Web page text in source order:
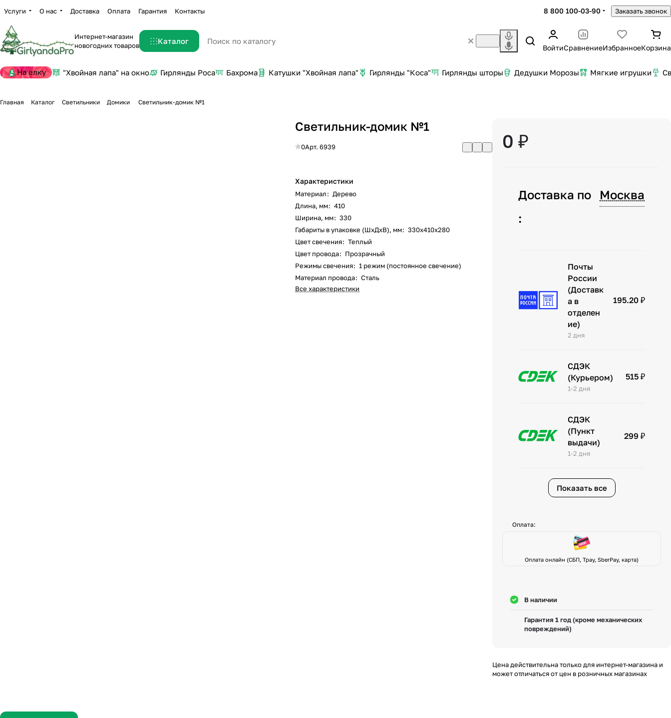
Услуги О нас Доставка Оплата Гарантия Контакты 8 800 100-03-90 Заказать звонок
Интернет-магазин
новогодних товаров
Каталог
ВойтиСравнениеИзбранноеКорзина
На елку "Хвойная лапа" на окно Гирлянды Роса Бахрома Катушки "Хвойная лапа" Гирлянды "Коса" Гирлянды шторы Дедушки Морозы Мягкие игрушки
Главная Каталог Светильники Домики Светильник-домик №1
Светильник-домик №1
0Арт.6939
Характеристики
Материал: Дерево
Длина, мм: 410
Ширина, мм: 330
Габариты в упаковке (ШхДхВ), мм: 330х410х280
Цвет свечения: Теплый
Цвет провода: Прозрачный
Режимы свечения: 1 режим (постоянное свечение)
Материал провода: Сталь
Все характеристики
0 ₽
Доставка по
Москва
:
Почты
России
(Доставк
а в
отделен
ие)
2 дня
195.20 ₽
СДЭК
(Курьером)
1-2 дня
515 ₽
СДЭК
(Пункт
выдачи)
1-2 дня
299 ₽
Показать все
Оплата:
Оплата онлайн (СБП, Tpay, SberPay, карта)
В наличии
Гарантия 1 год (кроме механических
повреждений)
Цена действительна только для интернет-магазина и
может отличаться от цен в розничных магазинах